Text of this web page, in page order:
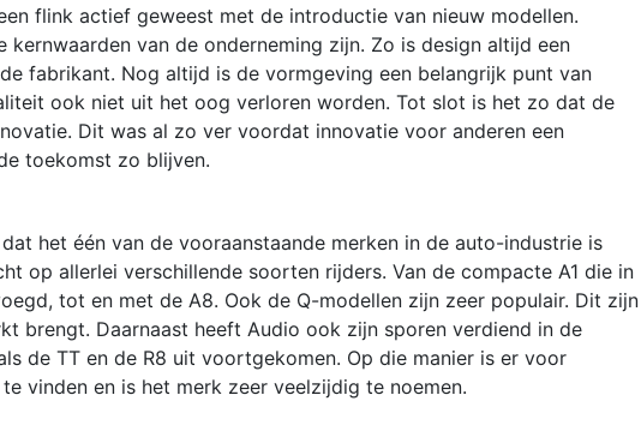
flink actief geweest met de introductie van nieuw modellen.
kernwaarden van de onderneming zijn. Zo is design altijd een
fabrikant. Nog altijd is de vormgeving een belangrijk punt van
ook niet uit het oog verloren worden. Tot slot is het zo dat de
Dit was al zo ver voordat innovatie voor anderen een
toekomst zo blijven.
het één van de vooraanstaande merken in de auto-industrie is
op allerlei verschillende soorten rijders. Van de compacte A1 die in
tot en met de A8. Ook de Q-modellen zijn zeer populair. Dit zijn
brengt. Daarnaast heeft Audio ook zijn sporen verdiend in de
de TT en de R8 uit voortgekomen. Op die manier is er voor
vinden en is het merk zeer veelzijdig te noemen.